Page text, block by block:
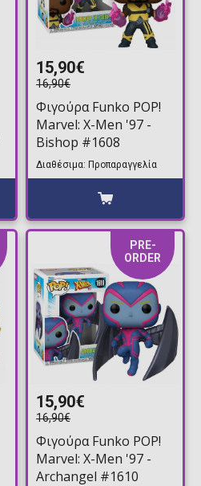
15,90€
16,90€
Φιγούρα Funko POP!
Marvel: X-Men '97 -
Bishop #1608
Διαθέσιμα: Προπαραγγελία
PRE-
ORDER
15,90€
16,90€
Φιγούρα Funko POP!
Marvel: X-Men '97 -
Archangel #1610